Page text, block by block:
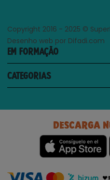
Copyright 2016 - 2025 ©
Desenho web por Difadi.com
EM FORMAÇÃO
CATEGORIAS
DESCARGA